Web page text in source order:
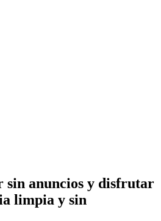
sin anuncios y disfrutar
limpia y sin